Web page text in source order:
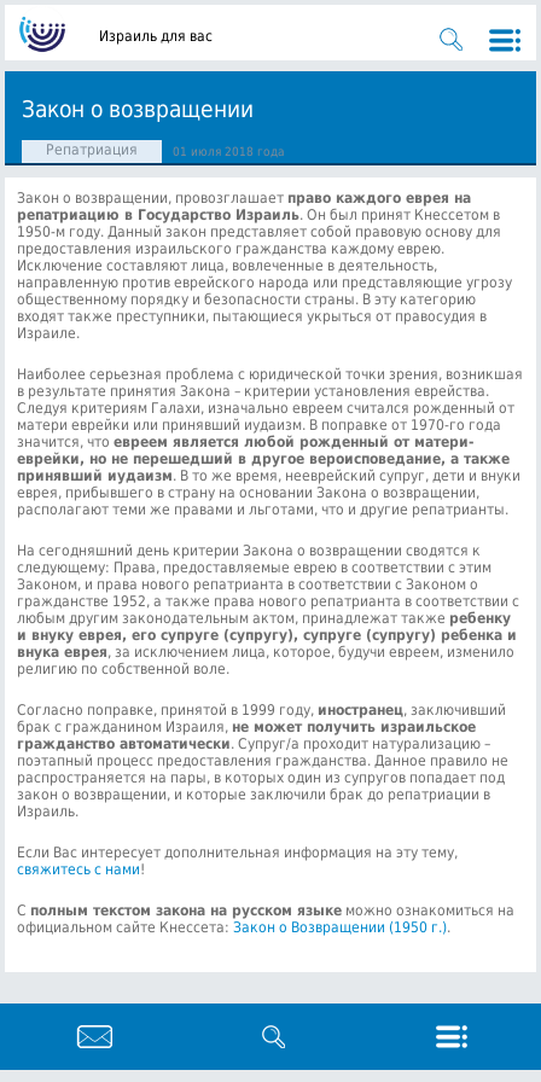
Израиль для вас
Закон о возвращении
Репатриация 01 июля 2018 года
Закон о возвращении, провозглашает право каждого еврея на
репатриацию в Государство Израиль. Он был принят Кнессетом в
1950-м году. Данный закон представляет собой правовую основу для
предоставления израильского гражданства каждому еврею.
Исключение составляют лица, вовлеченные в деятельность,
направленную против еврейского народа или представляющие угрозу
общественному порядку и безопасности страны. В эту категорию
входят также преступники, пытающиеся укрыться от правосудия в
Израиле.
Наиболее серьезная проблема с юридической точки зрения, возникшая
в результате принятия Закона – критерии установления еврейства.
Следуя критериям Галахи, изначально евреем считался рожденный от
матери еврейки или принявший иудаизм. В поправке от 1970-го года
значится, чтоевреем является любой рожденный от матери-
еврейки, но не перешедший в другое вероисповедание, а также
принявший иудаизм. В то же время, нееврейский супруг, дети и внуки
еврея, прибывшего в страну на основании Закона о возвращении,
располагают теми же правами и льготами, что и другие репатрианты.
На сегодняшний день критерии Закона о возвращении сводятся к
следующему: Права, предоставляемые еврею в соответствии с этим
Законом, и права нового репатрианта в соответствии с Законом о
гражданстве 1952, а также права нового репатрианта в соответствии с
любым другим законодательным актом, принадлежат также ребенку
и внуку еврея, его супруге (супругу), супруге (супругу) ребенка и
внука еврея, за исключением лица, которое, будучи евреем, изменило
религию по собственной воле.
Согласно поправке, принятой в 1999 году, иностранец, заключивший
брак с гражданином Израиля, не может получить израильское
гражданство автоматически. Супруг/а проходит натурализацию –
поэтапный процесс предоставления гражданства. Данное правило не
распространяется на пары, в которых один из супругов попадает под
закон о возвращении, и которые заключили брак до репатриации в
Израиль.
Если Вас интересует дополнительная информация на эту тему,
свяжитесь с нами!
С полным текстом закона на русском языке можно ознакомиться на
официальном сайте Кнессета:Закон о Возвращении (1950 г.).